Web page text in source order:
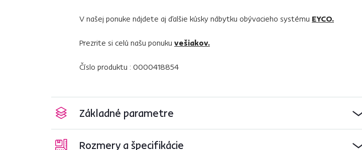
V našej ponuke nájdete aj ďalšie kúsky nábytku obývacieho systému EYCO.
Prezrite si celú našu ponuku vešiakov.
Číslo produktu : 0000418854
Základné parametre
Rozmery a špecifikácie